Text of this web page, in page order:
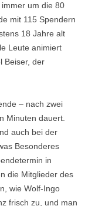
um die 80
mit 115 Spendern
18 Jahre alt
Leute animiert
Beiser, der
– nach zwei
Minuten dauert.
auch bei der
Besonderes
in
die Mitglieder des
wie Wolf-Ingo
frisch zu, und man